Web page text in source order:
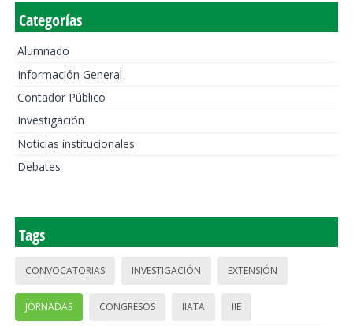
Categorías
Alumnado
Información General
Contador Público
Investigación
Noticias institucionales
Debates
Tags
CONVOCATORIAS INVESTIGACIÓN EXTENSIÓN
JORNADAS CONGRESOS IIATA IIE